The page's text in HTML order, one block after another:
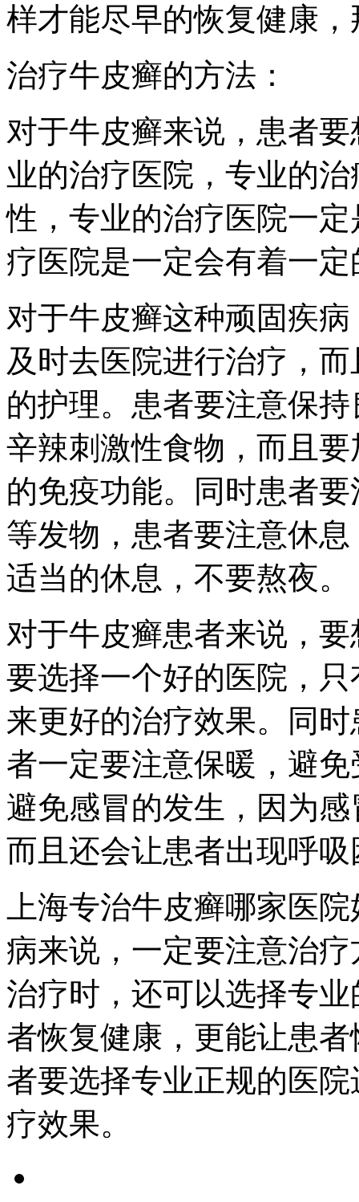
样才能尽早的恢复健康，
治疗牛皮癣的方法：
对于牛皮癣来说，患者
业的治疗医院，专业的
性，专业的治疗医院一
疗医院是一定会有着一
对于牛皮癣这种顽固疾
及时去医院进行治疗，
的护理。患者要注意保
辛辣刺激性食物，而且
的免疫功能。同时患者
等发物，患者要注意休
适当的休息，不要熬夜。
对于牛皮癣患者来说，
要选择一个好的医院，
来更好的治疗效果。同
者一定要注意保暖，避
避免感冒的发生，因为
而且还会让患者出现呼
上海专治牛皮癣哪家医
病来说，一定要注意治
治疗时，还可以选择专
者恢复健康，更能让患
者要选择专业正规的医
疗效果。